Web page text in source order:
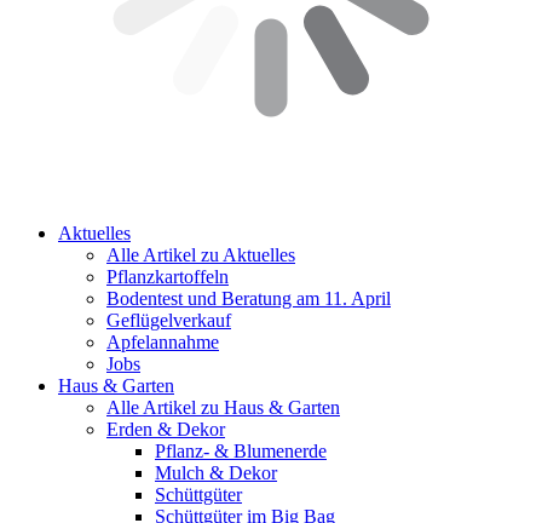
Aktuelles
Alle Artikel zu Aktuelles
Pflanzkartoffeln
Bodentest und Beratung am 11. April
Geflügelverkauf
Apfelannahme
Jobs
Haus & Garten
Alle Artikel zu Haus & Garten
Erden & Dekor
Pflanz- & Blumenerde
Mulch & Dekor
Schüttgüter
Schüttgüter im Big Bag